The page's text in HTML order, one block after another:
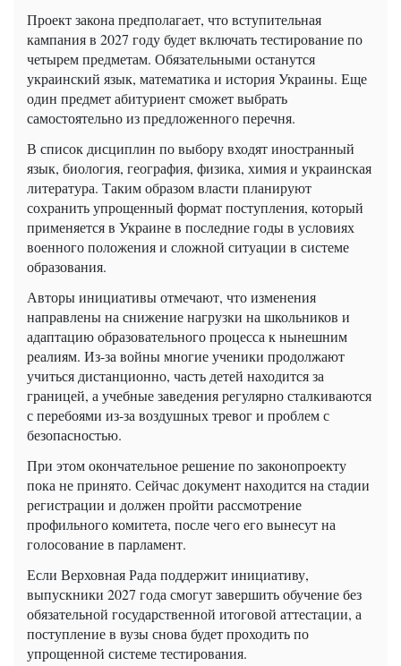
Проект закона предполагает, что вступительная
кампания в 2027 году будет включать тестирование по
четырем предметам. Обязательными останутся
украинский язык, математика и история Украины. Еще
один предмет абитуриент сможет выбрать
самостоятельно из предложенного перечня.
В список дисциплин по выбору входят иностранный
язык, биология, география, физика, химия и украинская
литература. Таким образом власти планируют
сохранить упрощенный формат поступления, который
применяется в Украине в последние годы в условиях
военного положения и сложной ситуации в системе
образования.
Авторы инициативы отмечают, что изменения
направлены на снижение нагрузки на школьников и
адаптацию образовательного процесса к нынешним
реалиям. Из-за войны многие ученики продолжают
учиться дистанционно, часть детей находится за
границей, а учебные заведения регулярно сталкиваются
с перебоями из-за воздушных тревог и проблем с
безопасностью.
При этом окончательное решение по законопроекту
пока не принято. Сейчас документ находится на стадии
регистрации и должен пройти рассмотрение
профильного комитета, после чего его вынесут на
голосование в парламент.
Если Верховная Рада поддержит инициативу,
выпускники 2027 года смогут завершить обучение без
обязательной государственной итоговой аттестации, а
поступление в вузы снова будет проходить по
упрощенной системе тестирования.